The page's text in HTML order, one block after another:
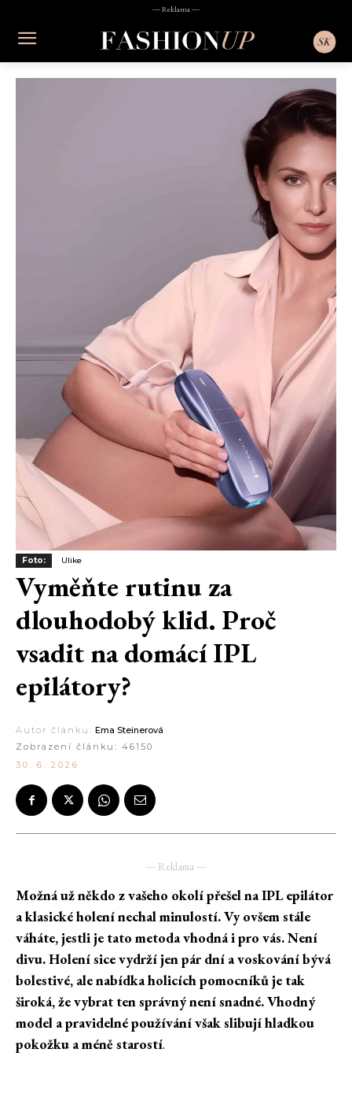
― Reklama ―
Foto: Ulike
Vyměňte rutinu za
dlouhodobý klid. Proč
vsadit na domácí IPL
epilátory?
Autor článku: Ema Steinerová
Zobrazení článku: 46150
30. 6. 2026
― Reklama ―
Možná už někdo z vašeho okolí přešel na IPL epilátor
a klasické holení nechal minulostí. Vy ovšem stále
váháte, jestli je tato metoda vhodná i pro vás. Není
divu. Holení sice vydrží jen pár dní a voskování bývá
bolestivé, ale nabídka holicích pomocníků je tak
široká, že vybrat ten správný není snadné. Vhodný
model a pravidelné používání však slibují hladkou
pokožku a méně starostí.